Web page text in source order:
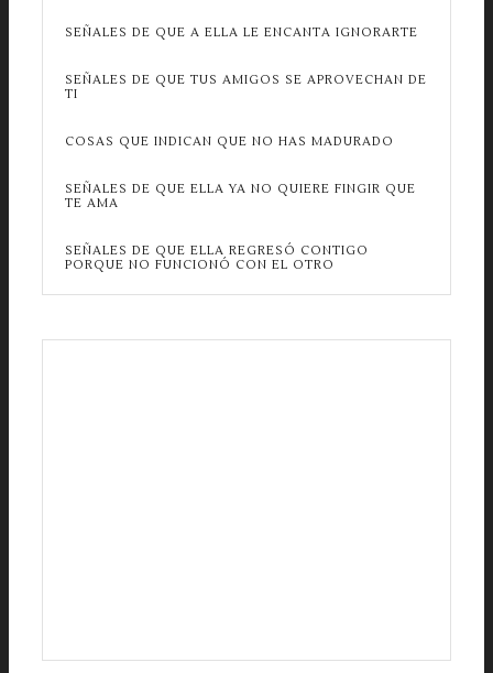
SEÑALES DE QUE A ELLA LE ENCANTA IGNORARTE
SEÑALES DE QUE TUS AMIGOS SE APROVECHAN DE
TI
COSAS QUE INDICAN QUE NO HAS MADURADO
SEÑALES DE QUE ELLA YA NO QUIERE FINGIR QUE
TE AMA
SEÑALES DE QUE ELLA REGRESÓ CONTIGO
PORQUE NO FUNCIONÓ CON EL OTRO